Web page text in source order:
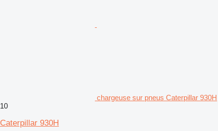
chargeuse sur pneus Caterpillar 930H
10
Caterpillar 930H